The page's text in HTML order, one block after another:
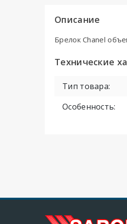
Описание
Брелок Chanel
Технические
Тип товара:
Особенность: